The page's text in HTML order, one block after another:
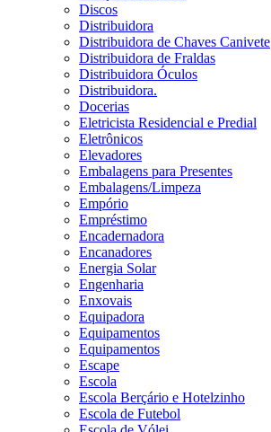
Discos
Distribuidora
Distribuidora de Chaves Canivete
Distribuidora de Fraldas
Distribuidora Óculos
Distribuidora.
Docerias
Eletricista Residencial e Predial
Eletrônicos
Elevadores
Embalagens para Presentes
Embalagens/Limpeza
Empório
Empréstimo
Encadernadora
Encanadores
Energia Solar
Engenharia
Enxovais
Equipadora
Equipamentos
Equipamentos
Escape
Escola
Escola Berçário e Hotelzinho
Escola de Futebol